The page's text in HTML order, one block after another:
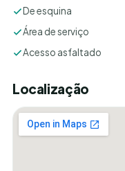
De esquina
Área de serviço
Acesso asfaltado
Localização